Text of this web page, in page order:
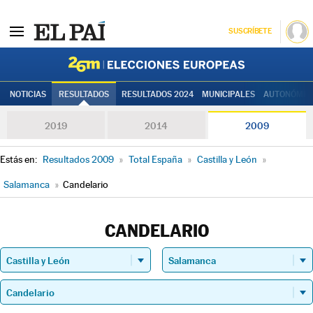
SUSCRÍBETE
NOTICIAS RESULTADOS RESULTADOS 2024 MUNICIPALES
2019 2014 2009
Estás en: Resultados 2009 » Total España » Castilla y León »
Salamanca » Candelario
CANDELARIO